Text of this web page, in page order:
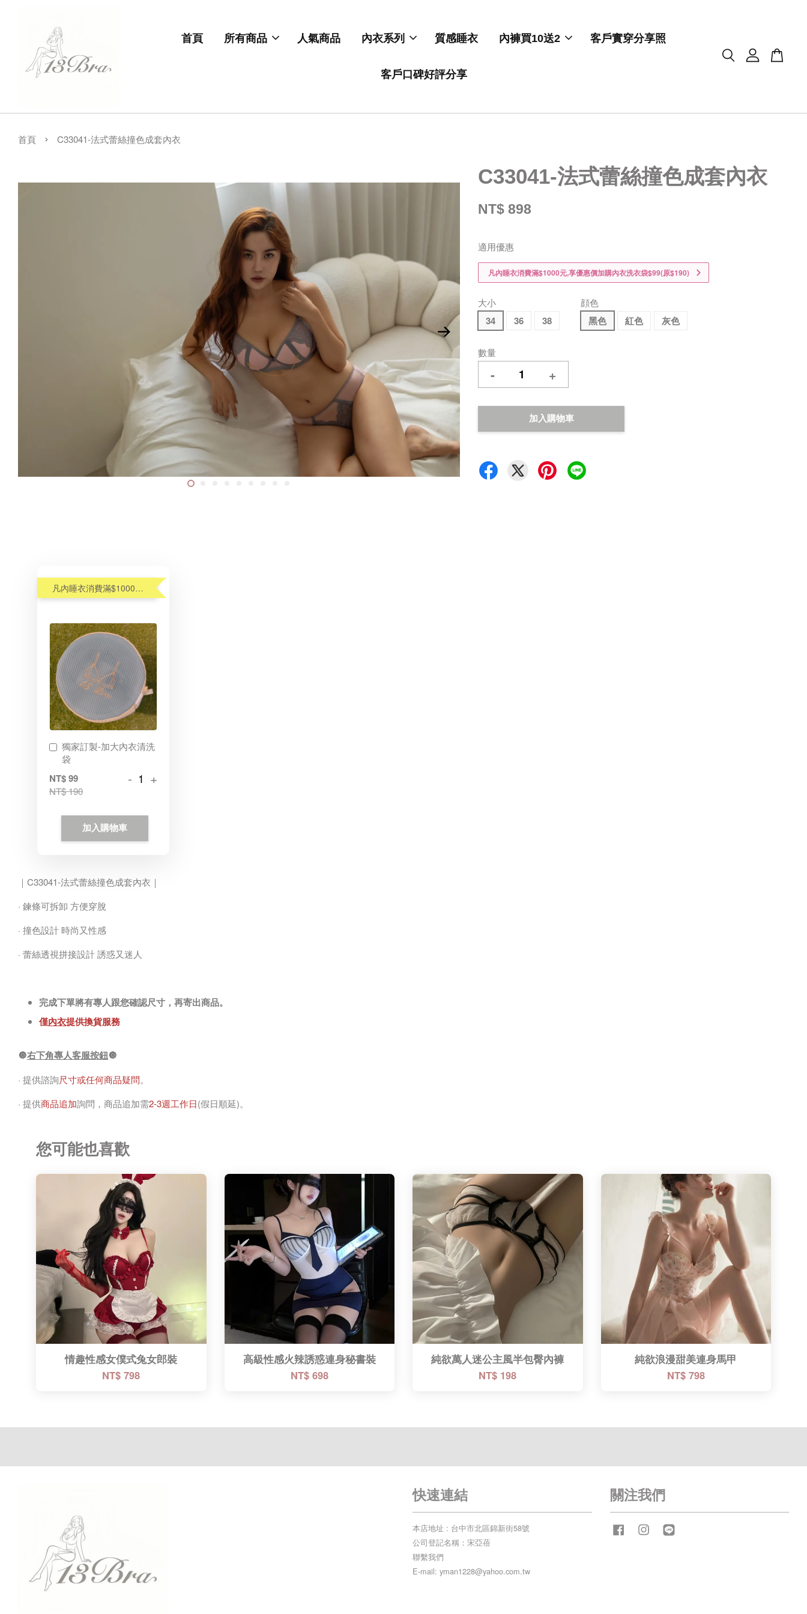
首頁 所有商品 人氣商品 內衣系列 質感睡衣 內褲買10送2 客戶實穿分享照
客戶口碑好評分享
首頁 › C33041-法式蕾絲撞色成套內衣
C33041-法式蕾絲撞色成套內衣
NT$ 898
適用優惠
凡內睡衣消費滿$1000元,享優惠價加購內衣洗衣袋$99(原$190)
大小
34 36 38
顔色
黑色 紅色 灰色
數量
- +
加入購物車
凡內睡衣消費滿$1000元,享優惠價加購內衣洗衣袋$99(原$190)
獨家訂製-加大內衣清洗
袋
NT$ 99
NT$ 190
- +
加入購物車
｜C33041-法式蕾絲撞色成套內衣｜
· 鍊條可拆卸 方便穿脫
· 撞色設計 時尚又性感
· 蕾絲透視拼接設計 誘惑又迷人
完成下單將有專人跟您確認尺寸，再寄出商品。
僅內衣提供換貨服務
🔘右下角專人客服按鈕🔘
· 提供諮詢尺寸或任何商品疑問。
· 提供商品追加詢問，商品追加需2-3週工作日(假日順延)。
您可能也喜歡
情趣性感女僕式兔女郎裝
NT$ 798
高級性感火辣誘惑連身秘書裝
NT$ 698
純欲萬人迷公主風半包臀內褲
NT$ 198
純欲浪漫甜美連身馬甲
NT$ 798
快速連結
本店地址 : 台中市北區錦新街58號
公司登記名稱：宋亞蓓
聯繫我們
E-mail: yman1228@yahoo.com.tw
關注我們
Facebook Instagram